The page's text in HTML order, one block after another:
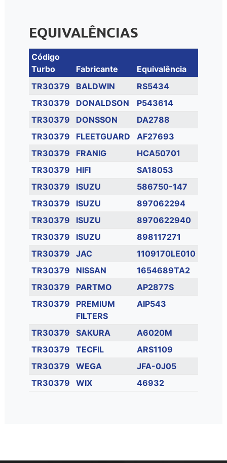
EQUIVALÊNCIAS
Código
Turbo
Fabricante
Equivalência
TR30379
BALDWIN
RS5434
TR30379
DONALDSON
P543614
TR30379
DONSSON
DA2788
TR30379
FLEETGUARD
AF27693
TR30379
FRANIG
HCA50701
TR30379
HIFI
SA18053
TR30379
ISUZU
586750-147
TR30379
ISUZU
897062294
TR30379
ISUZU
8970622940
TR30379
ISUZU
898117271
TR30379
JAC
1109170LE010
TR30379
NISSAN
1654689TA2
TR30379
PARTMO
AP2877S
TR30379
PREMIUM
FILTERS
AIP543
TR30379 SAKURA
A6020M
TR30379
TECFIL
ARS1109
TR30379
WEGA
JFA-0J05
TR30379
WIX 46932